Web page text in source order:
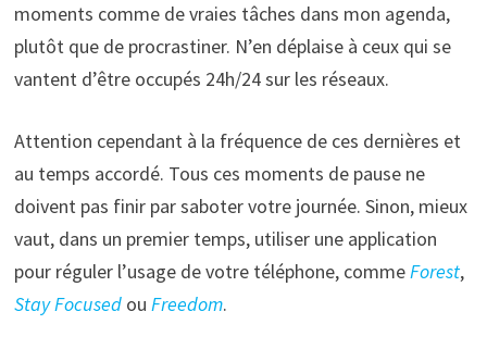
moments comme de vraies tâches dans mon agenda,
plutôt que de procrastiner. N’en déplaise à ceux qui se
vantent d’être occupés 24h/24 sur les réseaux.
Attention cependant à la fréquence de ces dernières et
au temps accordé. Tous ces moments de pause ne
doivent pas finir par saboter votre journée. Sinon, mieux
vaut, dans un premier temps, utiliser une application
pour réguler l’usage de votre téléphone, commeForest,
Stay Focusedou Freedom.